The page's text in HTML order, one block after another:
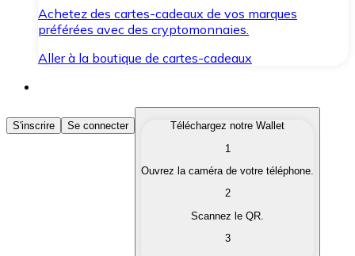
Achetez des cartes-cadeaux de vos marques
préférées avec des cryptomonnaies.
Aller à la boutique de cartes-cadeaux
Acheter des Cryptomonnaies
Achetez les cryptomonnaies qui vous intéressent
Convertissez vos cryptomonnaies en monnaie
S'inscrire Se connecter
Téléchargez notre Wallet
1
Ouvrez la caméra de votre téléphone.
2
Scannez le QR.
3